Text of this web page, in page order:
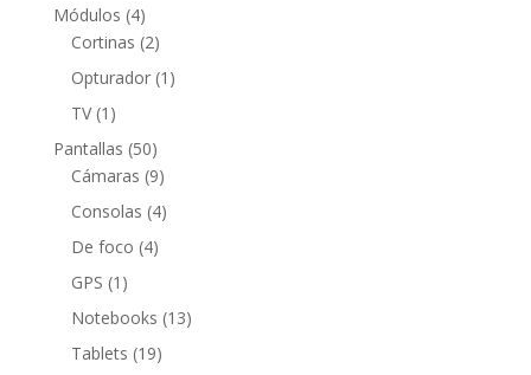
Módulos 44
productos
Cortinas 22
productos
Opturador 1 1
TV 1 1
producto
Pantallas 5050
productos
Cámaras 99
productos
Consolas 44
De foco 44
GPS 1 1
producto
Notebooks 1313
Tablets 1919